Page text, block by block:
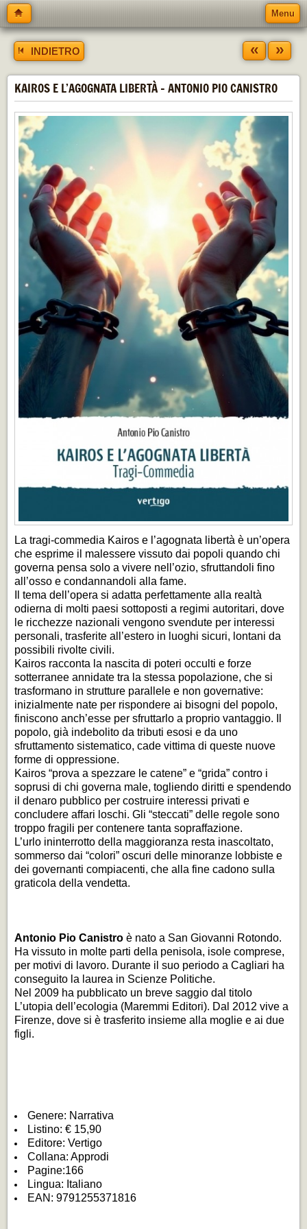
Menu
INDIETRO « »
KAIROS E L’AGOGNATA LIBERTÀ - ANTONIO PIO CANISTRO
La tragi-commedia Kairos e l’agognata libertà è un’opera
che esprime il malessere vissuto dai popoli quando chi
governa pensa solo a vivere nell’ozio, sfruttandoli fino
all’osso e condannandoli alla fame.
Il tema dell’opera si adatta perfettamente alla realtà
odierna di molti paesi sottoposti a regimi autoritari, dove
le ricchezze nazionali vengono svendute per interessi
personali, trasferite all’estero in luoghi sicuri, lontani da
possibili rivolte civili.
Kairos racconta la nascita di poteri occulti e forze
sotterranee annidate tra la stessa popolazione, che si
trasformano in strutture parallele e non governative:
inizialmente nate per rispondere ai bisogni del popolo,
finiscono anch’esse per sfruttarlo a proprio vantaggio. Il
popolo, già indebolito da tributi esosi e da uno
sfruttamento sistematico, cade vittima di queste nuove
forme di oppressione.
Kairos “prova a spezzare le catene” e “grida” contro i
soprusi di chi governa male, togliendo diritti e spendendo
il denaro pubblico per costruire interessi privati e
concludere affari loschi. Gli “steccati” delle regole sono
troppo fragili per contenere tanta sopraffazione.
L’urlo ininterrotto della maggioranza resta inascoltato,
sommerso dai “colori” oscuri delle minoranze lobbiste e
dei governanti compiacenti, che alla fine cadono sulla
graticola della vendetta.
Antonio Pio Canistro è nato a San Giovanni Rotondo.
Ha vissuto in molte parti della penisola, isole comprese,
per motivi di lavoro. Durante il suo periodo a Cagliari ha
conseguito la laurea in Scienze Politiche.
Nel 2009 ha pubblicato un breve saggio dal titolo
L’utopia dell’ecologia (Maremmi Editori). Dal 2012 vive a
Firenze, dove si è trasferito insieme alla moglie e ai due
figli.
Genere: Narrativa
Listino: € 15,90
Editore: Vertigo
Collana: Approdi
Pagine:166
Lingua: Italiano
EAN: 9791255371816